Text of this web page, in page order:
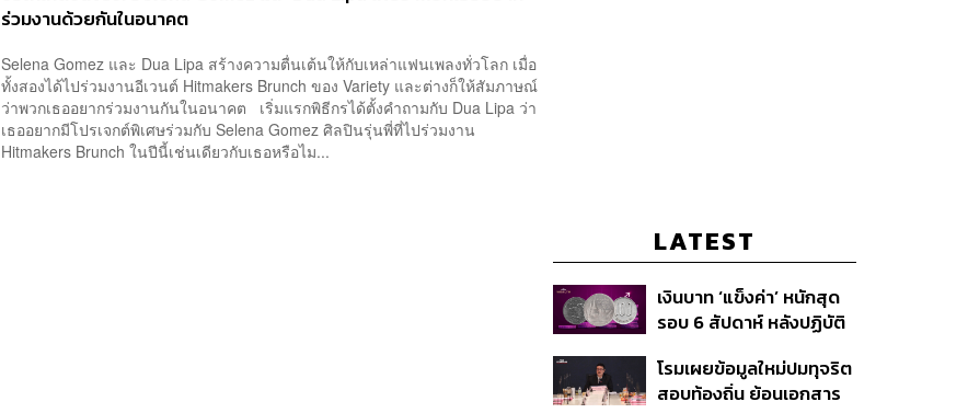
ร่วมงานด้วยกันในอนาคต
Selena Gomez และ Dua Lipa สร้างความตื่นเต้นให้กับเหล่าแฟนเพลงทั่วโลก เมื่อ
ทั้งสองได้ไปร่วมงานอีเวนต์ Hitmakers Brunch ของ Variety และต่างก็ให้สัมภาษณ์
ว่าพวกเธออยากร่วมงานกันในอนาคต เริ่มแรกพิธีกรได้ตั้งคำถามกับ Dua Lipa ว่า
เธออยากมีโปรเจกต์พิเศษร่วมกับ Selena Gomez ศิลปินรุ่นพี่ที่ไปร่วมงาน
Hitmakers Brunch ในปีนี้เช่นเดียวกับเธอหรือไม...
LATEST
เงินบาท ‘แข็งค่า’ หนักสุด
รอบ 6 สัปดาห์ หลังปฏิบัติ
สหรัฐฯ-ญี่ปุ่น Standard
Chartered เปิดเป้าสิ้นปีนี้
โรมเผยข้อมูลใหม่ปมทุจริต
สอบท้องถิ่น ย้อนเอกสาร